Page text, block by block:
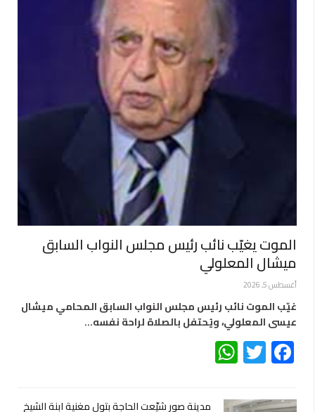
الموت يغيّب نائب رئيس مجلس النواب السابق
ميشال المعلولي
أغسطس 5, 2026
غيّب الموت نائب رئيس مجلس النواب السابق المحامي ميشال
عيسى المعلولي، ويُحتفل بالصلاة لراحة نفسه…
Facebook
Twitter
مدينة صور شيّعت الحاجة بتول مغنية ابنة الشيخ